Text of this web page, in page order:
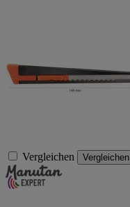
Vergleichen Vergleichen